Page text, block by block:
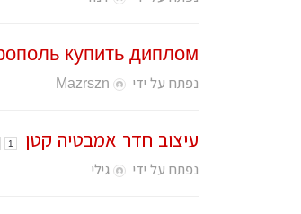
купить диплом.
נפתח על ידי Mazrszn
עיצוב חדר אמבטיה קטן 1
נפתח על ידי גילי